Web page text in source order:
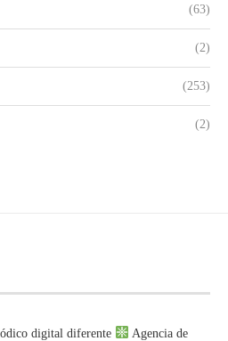
(63)
(2)
(253)
(2)
digital diferente
Agencia de